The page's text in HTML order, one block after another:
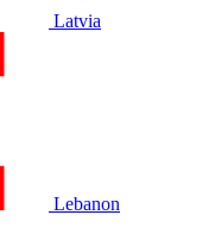
Latvia
Lebanon